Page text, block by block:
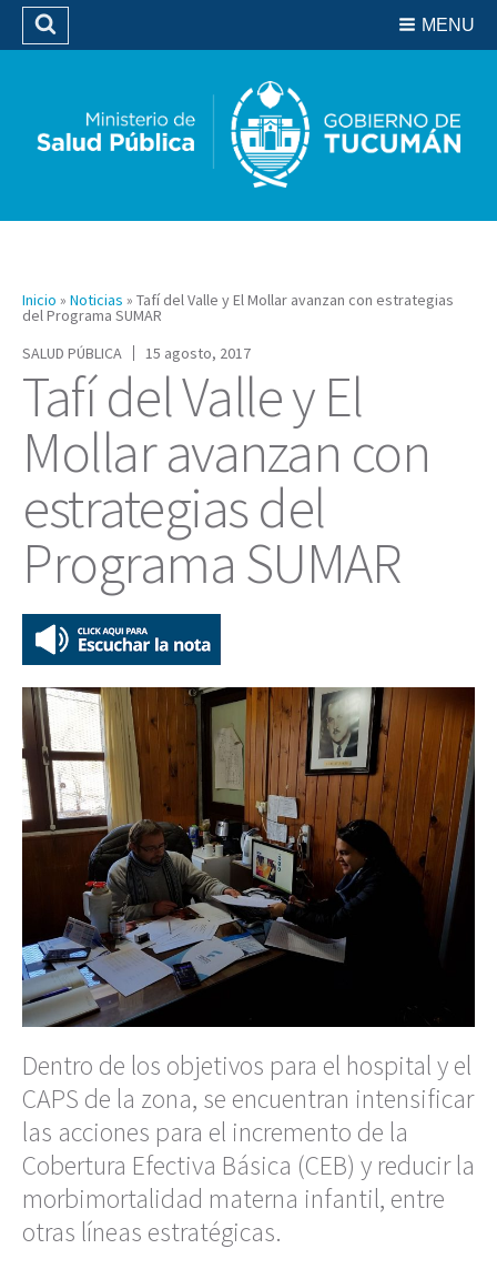
Biblioteca
MENU
Buscar
Inicio » Noticias » Tafí del Valle y El Mollar avanzan con estrategias
del Programa SUMAR
SALUD PÚBLICA
15 agosto, 2017
Tafí del Valle y El
Mollar avanzan con
estrategias del
Programa SUMAR
Dentro de los objetivos para el hospital y el
CAPS de la zona, se encuentran intensificar
las acciones para el incremento de la
Cobertura Efectiva Básica (CEB) y reducir la
morbimortalidad materna infantil, entre
otras líneas estratégicas.